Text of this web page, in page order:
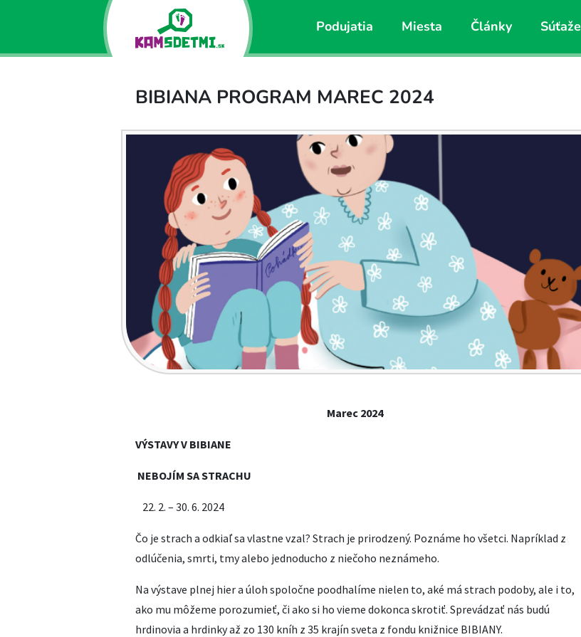
Podujatia Miesta Články Súťaže
BIBIANA PROGRAM MAREC 2024
Marec 2024
VÝSTAVY V BIBIANE
NEBOJÍM SA STRACHU
2. – 30. 6. 2024
Čo je strach a odkiaľ sa vlastne vzal? Strach je prirodzený. Poznáme ho všetci. Napríklad z
odlúčenia, smrti, tmy alebo jednoducho z niečoho neznámeho.
Na výstave plnej hier a úloh spoločne poodhalíme nielen to, aké má strach podoby, ale i to,
ako mu môžeme porozumieť, či ako si ho vieme dokonca skrotiť. Sprevádzať nás budú
hrdinovia a hrdinky až zo 130 kníh z 35 krajín sveta z fondu knižnice BIBIANY.